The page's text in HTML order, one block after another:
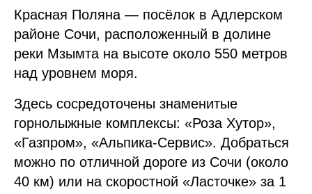
Красная Поляна — посёлок в Адлерском
районе Сочи, расположенный в долине
реки Мзымта на высоте около 550 метров
над уровнем моря.
Здесь сосредоточены знаменитые
горнолыжные комплексы: «Роза Хутор»,
«Газпром», «Альпика-Сервис». Добраться
можно по отличной дороге из Сочи (около
40 км) или на скоростной «Ласточке» за 1